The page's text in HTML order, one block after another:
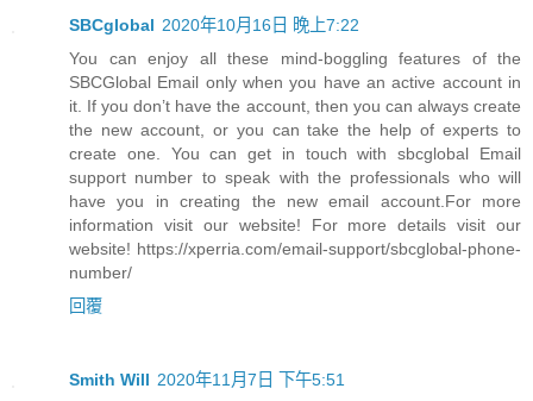
SBCglobal 2020年10月16日 晚上7:22
You can enjoy all these mind-boggling features of the
SBCGlobal Email only when you have an active account in
it. If you don’t have the account, then you can always create
the new account, or you can take the help of experts to
create one. You can get in touch with sbcglobal Email
support number to speak with the professionals who will
have you in creating the new email account.For more
information visit our website! For more details visit our
website! https://xperria.com/email-support/sbcglobal-phone-
number/
回覆
Smith Will 2020年11月7日 下午5:51